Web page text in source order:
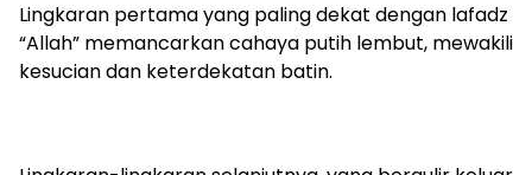
Lingkaran pertama yang paling dekat dengan lafadz
“Allah” memancarkan cahaya putih lembut, mewakili
kesucian dan keterdekatan batin.